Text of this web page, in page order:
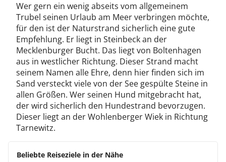
Wer gern ein wenig abseits vom allgemeinem
Trubel seinen Urlaub am Meer verbringen möchte,
für den ist der Naturstrand sicherlich eine gute
Empfehlung. Er liegt in Steinbeck an der
Mecklenburger Bucht. Das liegt von Boltenhagen
aus in westlicher Richtung. Dieser Strand macht
seinem Namen alle Ehre, denn hier finden sich im
Sand versteckt viele von der See gespülte Steine in
allen Größen. Wer seinen Hund mitgebracht hat,
der wird sicherlich den Hundestrand bevorzugen.
Dieser liegt an der Wohlenberger Wiek in Richtung
Tarnewitz.
Beliebte Reiseziele in der Nähe